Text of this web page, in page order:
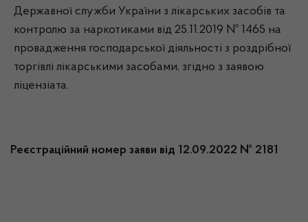
Державної служби України з лікарських засобів та
контролю за наркотиками від 25.11.2019 № 1465 на
провадження господарської діяльності з роздрібної
торгівлі лікарськими засобами, згідно з заявою
ліцензіата.
Реєстраційний номер заяви від 12.09.2022 № 2181